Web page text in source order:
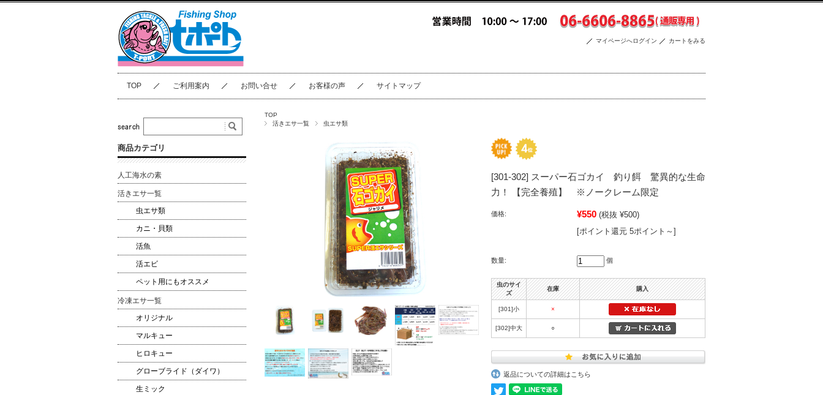
マイページへログイン カートをみる
TOP ご利用案内 お問い合せ お客様の声 サイトマップ
TOP
活きエサ一覧
虫エサ類
[301-302] スーパー石ゴカイ 釣り餌 驚異的な生命
力！ 【完全養殖】 ※ノークレーム限定
価格: ¥550 (税抜 ¥500)
[ポイント還元 5ポイント～]
数量: 個
虫のサイ
ズ
在庫 購入
[301]小 ×
[302]中大 ○
返品についての詳細はこちら
商品カテゴリ
人工海水の素
活きエサ一覧
虫エサ類
カニ・貝類
活魚
活エビ
ペット用にもオススメ
冷凍エサ一覧
オリジナル
マルキュー
ヒロキュー
グローブライド（ダイワ）
生ミック